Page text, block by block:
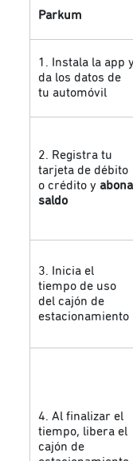
Parkum
1. Instala la app y
da los datos de
tu automóvil
2. Registra tu
tarjeta de débito
o crédito y abona
saldo
3. Inicia el
tiempo de uso
del cajón de
estacionamiento
4. Al finalizar el
tiempo, libera el
cajón de